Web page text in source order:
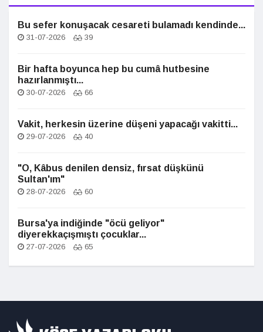
Bu sefer konuşacak cesareti bulamadı kendinde...
31-07-2026 39
Bir hafta boyunca hep bu cumâ hutbesine
hazırlanmıştı...
30-07-2026 66
Vakit, herkesin üzerine düşeni yapacağı vakitti...
29-07-2026 40
"O, Kâbus denilen densiz, fırsat düşkünü
Sultan'ım"
28-07-2026 60
Bursa'ya indiğinde "öcü geliyor"
diyerekkaçışmıştı çocuklar...
27-07-2026 65